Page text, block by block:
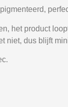
het product
niet, dus blijft